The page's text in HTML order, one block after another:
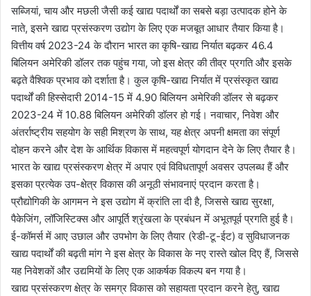
सब्जियां, चाय और मछली जैसी कई खाद्य पदार्थों का सबसे बड़ा उत्पादक होने के
नाते, इसने खाद्य प्रसंस्करण उद्योग के लिए एक मजबूत आधार तैयार किया है।
वित्तीय वर्ष 2023-24 के दौरान भारत का कृषि-खाद्य निर्यात बढ़कर 46.4
बिलियन अमेरिकी डॉलर तक पहुंच गया, जो इस क्षेत्र की तीव्र प्रगति और इसके
बढ़ते वैश्विक प्रभाव को दर्शाता है। कुल कृषि-खाद्य निर्यात में प्रसंस्कृत खाद्य
पदार्थों की हिस्सेदारी 2014-15 में 4.90 बिलियन अमेरिकी डॉलर से बढ़कर
2023-24 में 10.88 बिलियन अमेरिकी डॉलर हो गई। नवाचार, निवेश और
अंतर्राष्ट्रीय सहयोग के सही मिश्रण के साथ, यह क्षेत्र अपनी क्षमता का संपूर्ण
दोहन करने और देश के आर्थिक विकास में महत्वपूर्ण योगदान देने के लिए तैयार है।
भारत के खाद्य प्रसंस्करण क्षेत्र में अपार एवं विविधतापूर्ण अवसर उपलब्ध हैं और
इसका प्रत्येक उप-क्षेत्र विकास की अनूठी संभावनाएं प्रदान करता है।
प्रौद्योगिकी के आगमन ने इस उद्योग में क्रांति ला दी है, जिससे खाद्य सुरक्षा,
पैकेजिंग, लॉजिस्टिक्स और आपूर्ति श्रृंखला के प्रबंधन में अभूतपूर्व प्रगति हुई है।
ई-कॉमर्स में आए उछाल और उपभोग के लिए तैयार (रेडी-टू-ईट) व सुविधाजनक
खाद्य पदार्थों की बढ़ती मांग ने इस क्षेत्र के विकास के नए रास्ते खोल दिए हैं, जिससे
यह निवेशकों और उद्यमियों के लिए एक आकर्षक विकल्प बन गया है।
खाद्य प्रसंस्करण क्षेत्र के समग्र विकास को सहायता प्रदान करने हेतु, खाद्य